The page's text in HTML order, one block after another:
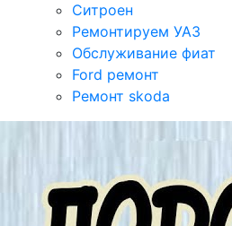
Ситроен
Ремонтируем УАЗ
Обслуживание фиат
Ford ремонт
Ремонт skoda